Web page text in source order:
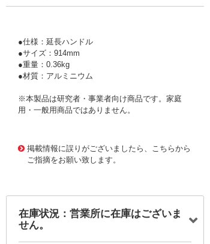
●仕様：延長ハンドル
●サイズ：914mm
●重量：0.36kg
●材質：アルミニウム
※本製品は研究者・事業者向け商品です。家庭
用・一般用商品ではありません。
掲載情報に誤りがございましたら、こちらから
ご指摘をお願い致します。
在庫状況：営業所に在庫はございま
せん。